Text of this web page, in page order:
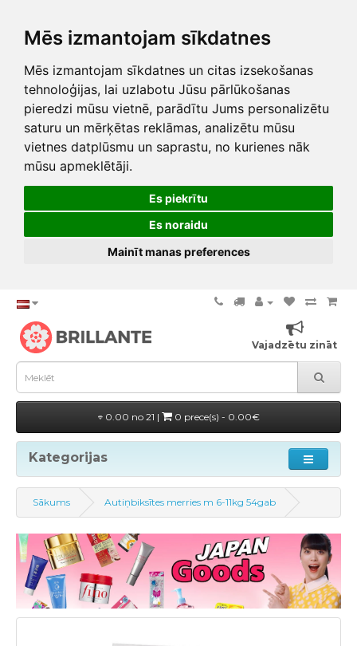
Mēs izmantojam sīkdatnes
Mēs izmantojam sīkdatnes un citas izsekošanas
tehnoloģijas, lai uzlabotu Jūsu pārlūkošanas
pieredzi mūsu vietnē, parādītu Jums personalizētu
saturu un mērķētas reklāmas, analizētu mūsu
vietnes datplūsmu un saprastu, no kurienes nāk
mūsu apmeklētāji.
Es piekrītu
Es noraidu
Mainīt manas preferences
Vajadzētu zināt
0.00 no 21 | 0 prece(s) - 0.00€
Kategorijas
Sākums Autiņbiksītes merries m 6-11kg 54gab